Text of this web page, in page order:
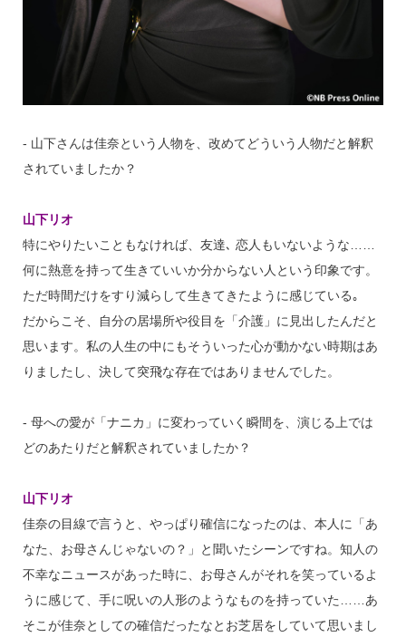
‐ 山下さんは佳奈という人物を、改めてどういう人物だと解釈
されていましたか？
山下リオ
特にやりたいこともなければ、友達､ 恋人もいないような……
何に熱意を持って生きていいか分からない人という印象です。
ただ時間だけをすり減らして生きてきたように感じている｡
だからこそ、自分の居場所や役目を「介護」に見出したんだと
思います。私の人生の中にもそういった心が動かない時期はあ
りましたし、決して突飛な存在ではありませんでした。
‐ 母への愛が「ナニカ」に変わっていく瞬間を、演じる上では
どのあたりだと解釈されていましたか？
山下リオ
佳奈の目線で言うと、やっぱり確信になったのは、本人に「あ
なた、お母さんじゃないの？」と聞いたシーンですね。知人の
不幸なニュースがあった時に、お母さんがそれを笑っているよ
うに感じて、手に呪いの人形のようなものを持っていた……あ
そこが佳奈としての確信だったなとお芝居をしていて思いまし